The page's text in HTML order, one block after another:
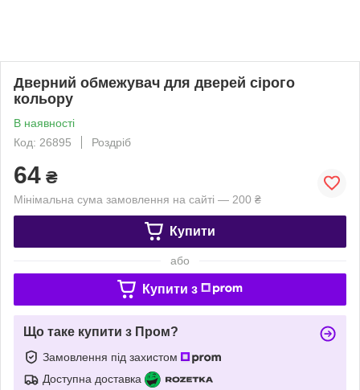
Дверний обмежувач для дверей сірого
кольору
В наявності
Код: 26895
Роздріб
64 ₴
Мінімальна сума замовлення на сайті — 200 ₴
Купити
або
Купити з
Що таке купити з Пром?
Замовлення під захистом
Доступна доставка